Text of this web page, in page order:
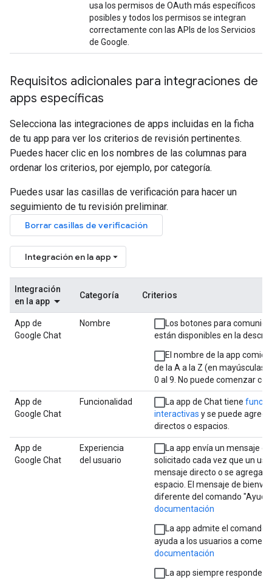
usa los permisos de OAuth más específicos
posibles y todos los permisos se integran
correctamente con las APIs de los Servicios
de Google.
Requisitos adicionales para integraciones de
apps específicas
Selecciona las integraciones de apps incluidas en la ficha
de tu app para ver los criterios de revisión pertinentes.
Puedes hacer clic en los nombres de las columnas para
ordenar los criterios, por ejemplo, por categoría.
Puedes usar las casillas de verificación para hacer un
seguimiento de tu revisión preliminar.
Borrar casillas de verificación
Integración en la app
Integración
en la app
Categoría Criterios
App de
Google Chat
Nombre
Los botones para
están disponibles en la
El nombre de la app
de la A a la Z (en mayúsculas)
0 al 9. No puede comenzar
App de
Google Chat
Funcionalidad La app de Chat tiene
interactivas y se puede
directos o espacios.
App de
Google Chat
Experiencia
del usuario
La app envía un mensaje
solicitado cada vez que un
mensaje directo o se agrega
espacio. El mensaje de
diferente del comando
documentación
La app admite el comando
ayuda a los usuarios a
documentación
La app siempre responde